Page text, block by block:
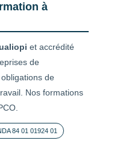
à
et accrédité
de
de
Nos formations
84 01 01924 01